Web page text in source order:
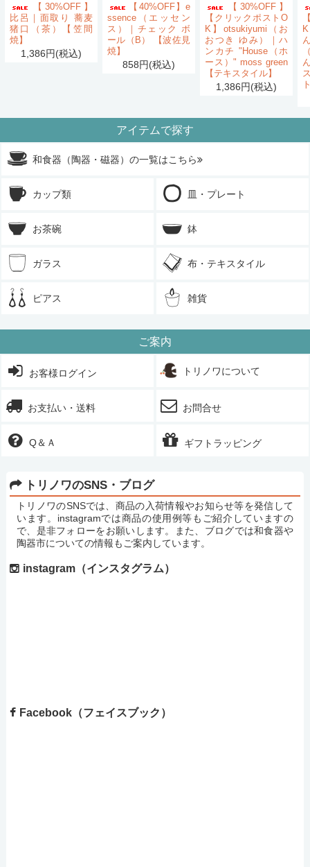
【30%OFF】
比呂｜面取り 蕎麦
猪口（茶）【笠間
焼】
1,386円(税込)
【40%OFF】e
ssence（エッセン
ス）｜チェック ボ
ール（B） 【波佐見
焼】
858円(税込)
【30%OFF】
【クリックポストO
K】otsukiyumi（お
おつき ゆみ）｜ハ
ンカチ "House（ホ
ース）" moss green
【テキスタイル】
1,386円(税込)
アイテムで探す
和食器（陶器・磁器）の一覧はこちら
カップ類 皿・プレート
お茶碗 鉢
ガラス 布・テキスタイル
ピアス 雑貨
ご案内
お客様ログイン トリノワについて
お支払い・送料 お問合せ
Q＆Ａ ギフトラッピング
トリノワのSNS・ブログ
トリノワのSNSでは、商品の入荷情報やお知らせ等を発信して
います。instagramでは商品の使用例等もご紹介していますの
で、是非フォローをお願いします。また、ブログでは和食器や
陶器市についての情報もご案内しています。
instagram（インスタグラム）
Facebook（フェイスブック）